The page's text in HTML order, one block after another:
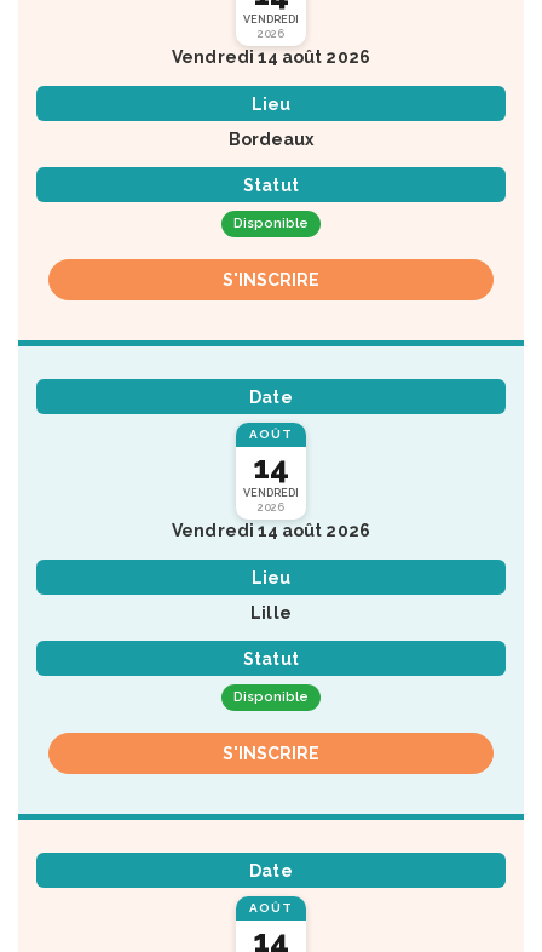
VENDREDI
2026
Vendredi 14 août 2026
Lieu
Bordeaux
Statut
Disponible
S'INSCRIRE
Date
AOÛT
14
VENDREDI
2026
Vendredi 14 août 2026
Lieu
Lille
Statut
Disponible
S'INSCRIRE
Date
AOÛT
14